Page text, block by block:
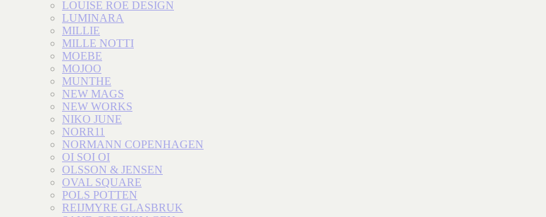
LOUISE ROE DESIGN
LUMINARA
MILLIE
MILLE NOTTI
MOEBE
MOJOO
MUNTHE
NEW MAGS
NEW WORKS
NIKO JUNE
NORR11
NORMANN COPENHAGEN
OI SOI OI
OLSSON & JENSEN
OVAL SQUARE
POLS POTTEN
REIJMYRE GLASBRUK